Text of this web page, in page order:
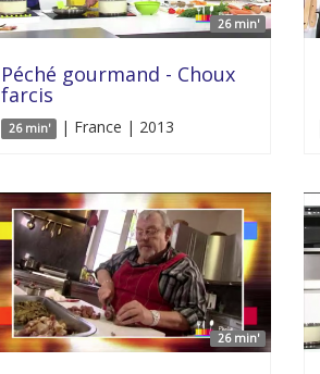
26 min'
Péché gourmand - Choux
farcis
26 min' | France | 2013
26 min'